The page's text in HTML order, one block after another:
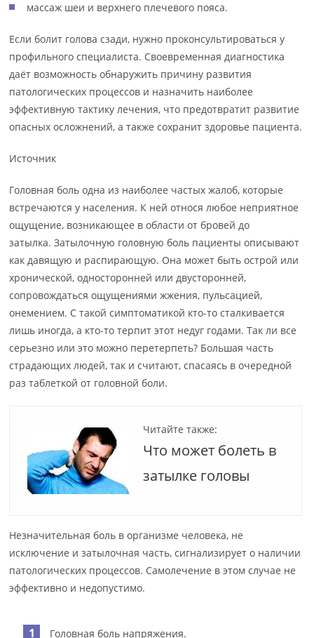
массаж шеи и верхнего плечевого пояса.
Если болит голова сзади, нужно проконсультироваться у
профильного специалиста. Своевременная диагностика
даёт возможность обнаружить причину развития
патологических процессов и назначить наиболее
эффективную тактику лечения, что предотвратит развитие
опасных осложнений, а также сохранит здоровье пациента.
Источник
Головная боль одна из наиболее частых жалоб, которые
встречаются у населения. К ней относя любое неприятное
ощущение, возникающее в области от бровей до
затылка. Затылочную головную боль пациенты описывают
как давящую и распирающую. Она может быть острой или
хронической, односторонней или двусторонней,
сопровождаться ощущениями жжения, пульсацией,
онемением. С такой симптоматикой кто-то сталкивается
лишь иногда, а кто-то терпит этот недуг годами. Так ли все
серьезно или это можно перетерпеть? Большая часть
страдающих людей, так и считают, спасаясь в очередной
раз таблеткой от головной боли.
Читайте также:
Что может болеть в
затылке головы
Незначительная боль в организме человека, не
исключение и затылочная часть, сигнализирует о наличии
патологических процессов. Самолечение в этом случае не
эффективно и недопустимо.
Головная боль напряжения.